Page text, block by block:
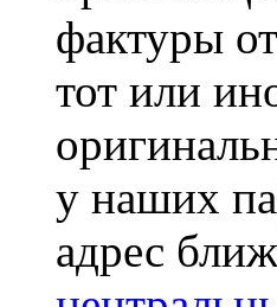
фактуры
тот или
у наших
адрес